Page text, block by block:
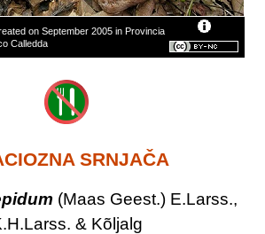
on September 2005 in Provincia
Calledda
SRNJAČA
(Maas Geest.) E.Larss.,
& Kõljalg